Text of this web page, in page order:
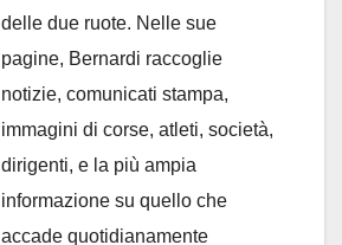
delle due ruote. Nelle sue
pagine, Bernardi raccoglie
notizie, comunicati stampa,
immagini di corse, atleti, società,
dirigenti, e la più ampia
informazione su quello che
accade quotidianamente